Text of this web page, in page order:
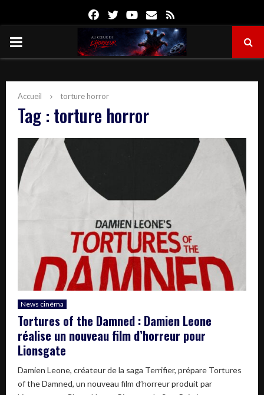
FacebookTwitterYoutube
Email
PRIMARY
Accueil torture horror
Tag : torture horror
News cinéma
Tortures of the Damned : Damien Leone
réalise un nouveau film d’horreur pour
Lionsgate
Damien Leone, créateur de la saga Terrifier, prépare Tortures
of the Damned, un nouveau film d’horreur produit par